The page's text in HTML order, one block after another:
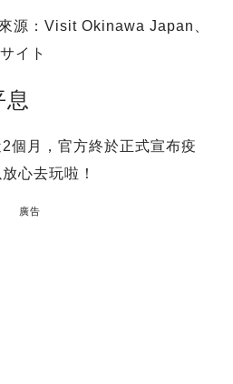
源：Visit Okinawa Japan、
イト
息
個月，官方終於正式宣布疫
心去玩啦！
廣告